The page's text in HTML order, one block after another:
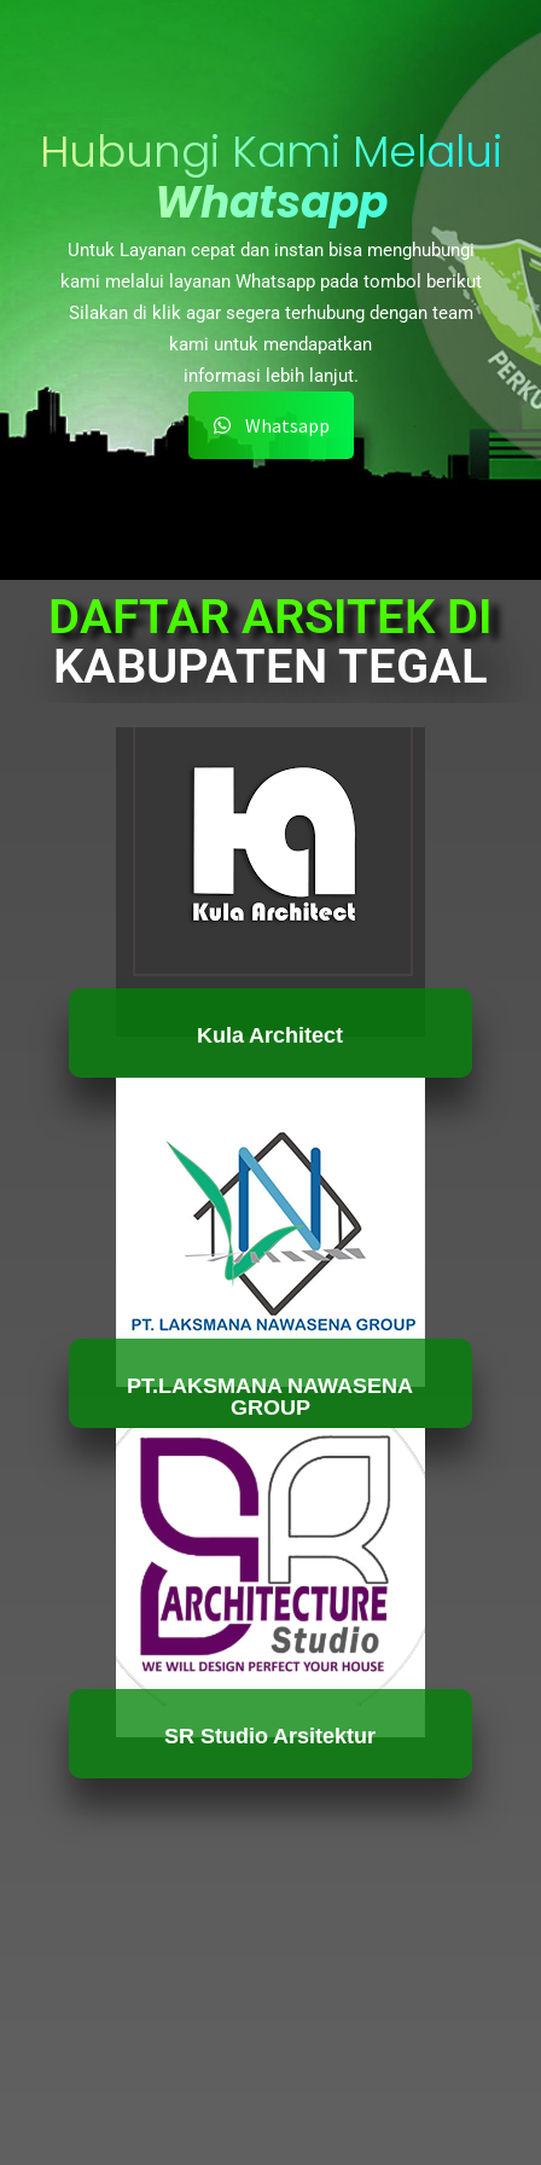
Hubungi Kami Melalui
Whatsapp
Untuk Layanan cepat dan instan bisa menghubungi
kami melalui layanan Whatsapp pada tombol berikut
Silakan di klik agar segera terhubung dengan team
kami untuk mendapatkan
informasi lebih lanjut.
Whatsapp
DAFTAR ARSITEK DI
KABUPATEN TEGAL
Kula Architect
HUBUNGI KAMI
PT.LAKSMANA NAWASENA
GROUP
HUBUNGI KAMI
SR Studio Arsitektur